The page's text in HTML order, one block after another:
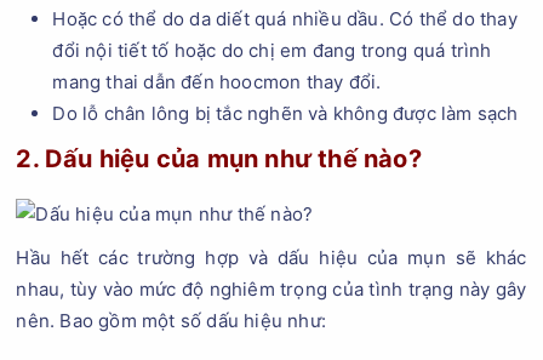
Hoặc có thể do da diết quá nhiều dầu. Có thể do thay
đổi nội tiết tố hoặc do chị em đang trong quá trình
mang thai dẫn đến hoocmon thay đổi.
Do lỗ chân lông bị tắc nghẽn và không được làm sạch
2. Dấu hiệu của mụn như thế nào?
Hầu hết các trường hợp và dấu hiệu của mụn sẽ khác
nhau, tùy vào mức độ nghiêm trọng của tình trạng này gây
nên. Bao gồm một số dấu hiệu như: